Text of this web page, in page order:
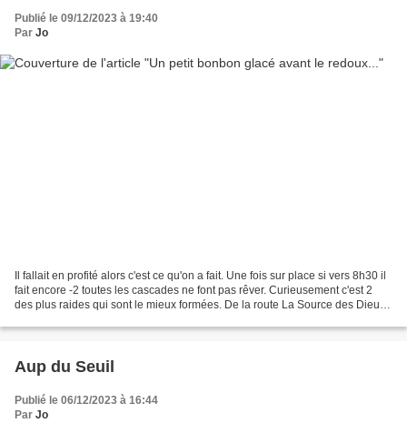
Publié le 09/12/2023 à 19:40
Par Jo
Il fallait en profité alors c'est ce qu'on a fait. Une fois sur place si vers 8h30 il
fait encore -2 toutes les cascades ne font pas rêver. Curieusement c'est 2
des plus raides qui sont le mieux formées. De la route La Source des Dieux
Aup du Seuil
Publié le 06/12/2023 à 16:44
Par Jo